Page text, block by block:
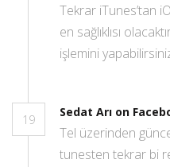
Tekrar iTunes’tan
en sağlıklısı
işlemini
19
Sedat Arı on
Tel üzerinden
tunesten tekrar bi